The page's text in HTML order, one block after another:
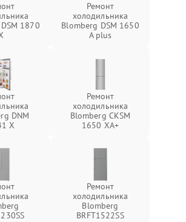
1870
Ремонт
холодильника
Blomberg DSM 1650
A plus
DNM
X
Ремонт
холодильника
Blomberg CKSM
1650 XA+
Ремонт
холодильника
Blomberg
BRFT1522SS